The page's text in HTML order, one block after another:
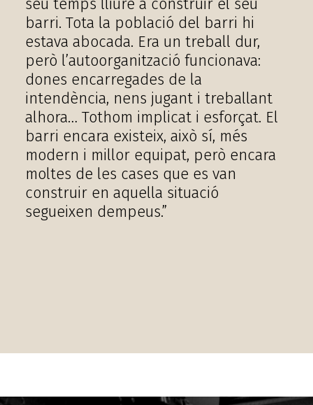
seu temps lliure a construir el seu
barri. Tota la població del barri hi
estava abocada. Era un treball dur,
però l’autoorganització funcionava:
dones encarregades de la
intendència, nens jugant i treballant
alhora… Tothom implicat i esforçat. El
barri encara existeix, això sí, més
modern i millor equipat, però encara
moltes de les cases que es van
construir en aquella situació
segueixen dempeus.”